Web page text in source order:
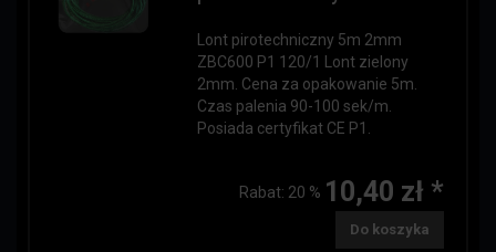
Lont pirotechniczny 5m 2mm
ZBC600 P1 120/1 Lont zielony
2mm. Cena za opakowanie 5m.
Czas palenia 90-100 sek/m.
Posiada certyfikat CE P1.
Rabat: 20 % 10,40 zł *
Do koszyka